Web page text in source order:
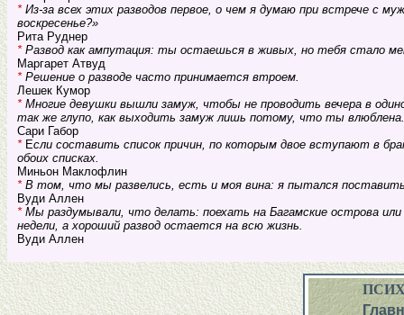
*Из-за всех этих разводов первое, о чем я думаю при встрече с
воскресенье?»
Рита Руднер
*Развод как ампутация: ты остаешься в живых, но тебя стало
Маргарет Атвуд
*Решение о разводе часто принимается втроем.
Лешек Кумор
*Многие девушки вышли замуж, чтобы не проводить вечера в
так же глупо, как выходить замуж лишь потому, что ты влюблена.
Сари Габор
*Если составить список причин, по которым двое вступают в
обоих списках.
Миньон Маклофлин
*В том, что мы развелись, есть и моя вина: я пытался
Вуди Аллен
*Мы раздумывали, что делать: поехать на Багамские острова
недели, а хороший развод остается на всю жизнь.
Вуди Аллен